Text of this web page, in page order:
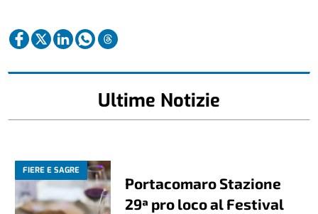
Ultime Notizie
FIERE E SAGRE
Portacomaro Stazione
29ª pro loco al Festival